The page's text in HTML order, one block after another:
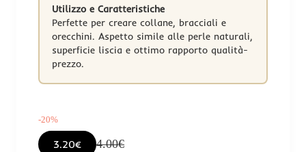
Utilizzo e Caratteristiche
Perfette per creare collane, bracciali e
orecchini. Aspetto simile alle perle naturali,
superficie liscia e ottimo rapporto qualità-
prezzo.
-20%
3.20€ 4.00€